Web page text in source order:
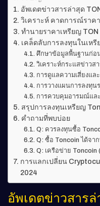
อัพเดตข่าวสารล่าสุด
วิเคราะห์ คาดการณ์ราค
ทำนายราคาเหรียญ
เคล็ดลับการลงทุนในเห
ศึกษาข้อมูลพื้นฐานก่อ
วิเคราะห์กระแสข่าวส
การดูแลความเสี่ยงแล
การวางแผนการลงทุน
การควบคุมอารมณ์แล
สรุปการลงทุนเหรียญ
คำถามที่พบบ่อย
Q: ควรลงทุนซื้อ
Q: ซื้อ Toncoin ได้จา
Q: เครือข่าย
การแลกเปลี่ยน
2024
อัพเดตข่าวสารล่